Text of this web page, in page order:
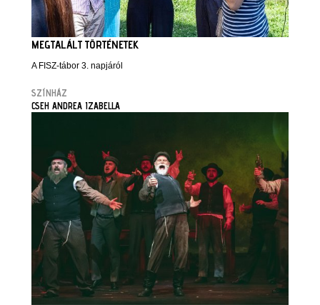
MEGTALÁLT TÖRTÉNETEK
A FISZ-tábor 3. napjáról
SZÍNHÁZ
CSEH ANDREA IZABELLA